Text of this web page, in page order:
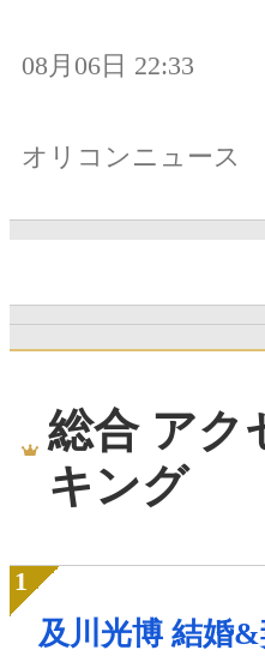
08月06日 22:33
オリコンニュース
総合 アク
キング
及川光博 結婚